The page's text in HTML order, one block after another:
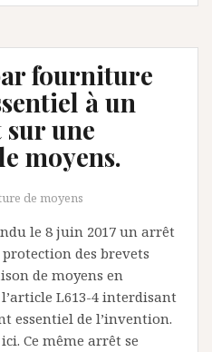
fourniture
à un
une
moyens.
de moyens
le 8 juin 2017 un arrêt
des brevets
de moyens en
L613-4 interdisant
essentiel de l’invention.
Ce même arrêt se